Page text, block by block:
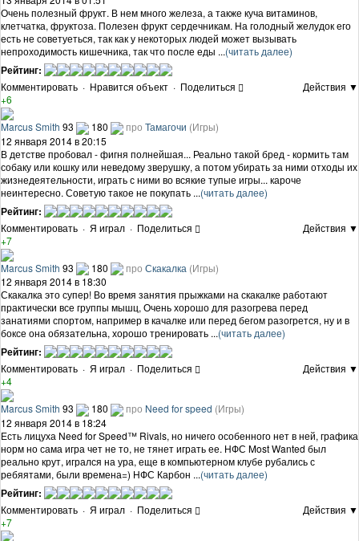
Очень полезный фрукт. В нем много железа, а также куча витаминов,
клетчатка, фруктоза. Полезен фрукт сердечникам. На голодный желудок его
есть не советуеться, так как у некоторых людей может вызывать
непроходимость кишечника, так что после еды ...(читать далее)
Рейтинг:
Комментировать · Нравится объект · Поделиться
Действия ▼
+6
Marcus Smith 93 180 про Тамагочи (Игры)
12 января 2014 в 20:15
В детстве пробовал - фигня полнейшая... Реально такой бред - кормить там
собаку или кошку или неведому зверушку, а потом убирать за ними отходы их
жизнедеятельности, играть с ними во всякие тупые игры... кароче
неинтересно. Советую такое не покупать ...(читать далее)
Рейтинг:
Комментировать · Я играл · Поделиться
Действия ▼
+7
Marcus Smith 93 180 про Скакалка (Игры)
12 января 2014 в 18:30
Скакалка это супер! Во время занятия прыжками на скакалке работают
практически все группы мышц, Очень хорошо для разогрева перед
занатиями спортом, например в качалке или перед бегом разогрется, ну и в
боксе она обязательна, хорошо тренировать ...(читать далее)
Рейтинг:
Комментировать · Я играл · Поделиться
Действия ▼
+4
Marcus Smith 93 180 про Need for speed (Игры)
12 января 2014 в 18:24
Есть лицуха Need for Speed™ Rivals, но ничего особенного нет в ней, графика
норм но сама игра чет не то, не тянет играть ее. НФС Most Wanted был
реально крут, игрался на ура, еще в компьютерном клубе рубались с
ребяятами, были времена=) НФС Карбон ...(читать далее)
Рейтинг:
Комментировать · Я играл · Поделиться
Действия ▼
+7